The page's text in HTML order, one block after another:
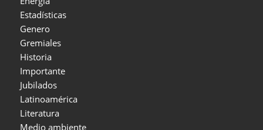
Estadísticas
Genero
Gremiales
Historia
Importante
Jubilados
Latinoamérica
Literatura
Medio ambiente